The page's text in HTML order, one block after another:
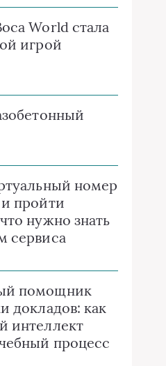
World стала
игрой
номер
пройти
нужно знать
сервиса
помощник
докладов: как
интеллект
процесс